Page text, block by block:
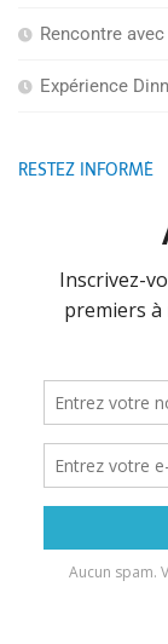
Rencontre
Expérience
RESTEZ INFORMÉ